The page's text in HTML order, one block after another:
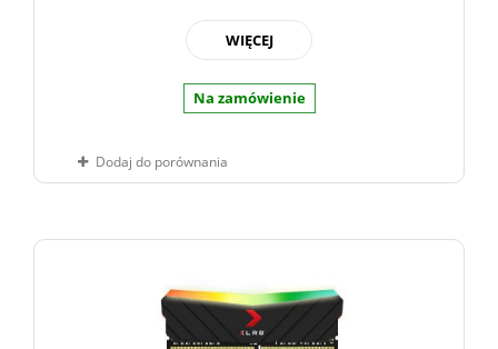
WIĘCEJ
Na zamówienie
Dodaj do porównania